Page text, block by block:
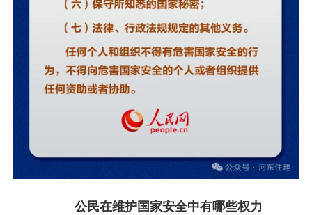
公民在维护国家安全中有哪些权力